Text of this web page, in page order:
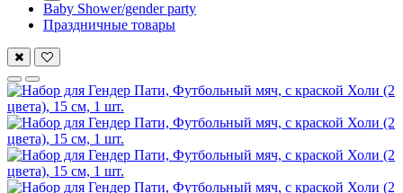
Baby Shower/gender party
Праздничные товары